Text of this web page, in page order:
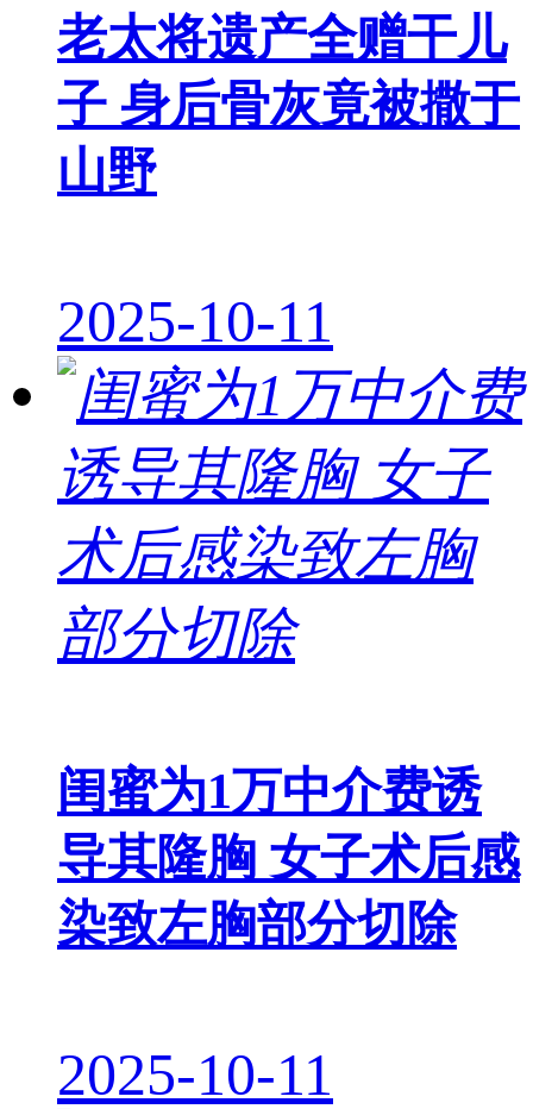
老太将遗产全赠干儿
子 身后骨灰竟被撒于
山野
2025-10-11
闺蜜为1万中介费诱
导其隆胸 女子术后感
染致左胸部分切除
2025-10-11